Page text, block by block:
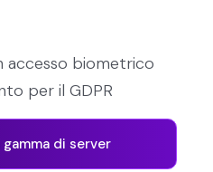
accesso biometrico
per il GDPR
di server